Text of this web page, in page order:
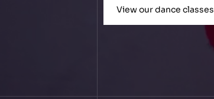
View our dance classes